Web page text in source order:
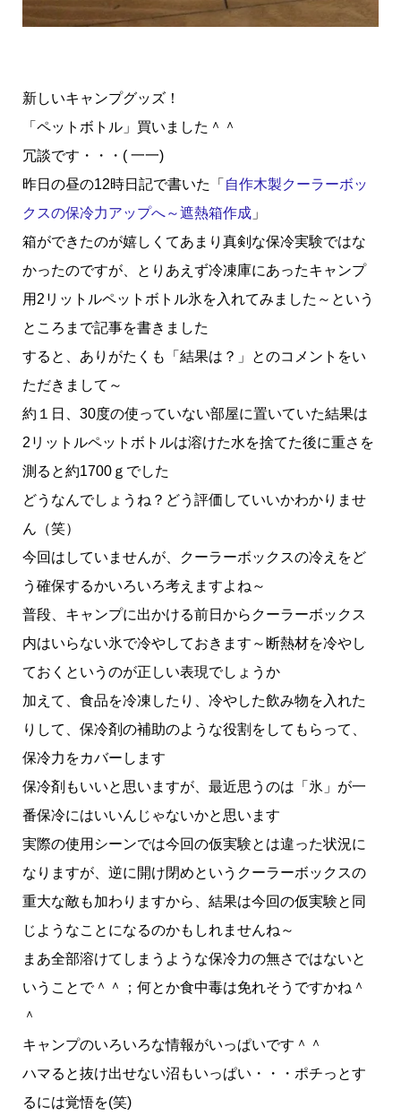
新しいキャンプグッズ！
「ペットボトル」買いました＾＾
冗談です・・・( 一一)
昨日の昼の12時日記で書いた「 自作木製クーラーボッ
クスの保冷力アップへ～遮熱箱作成」
箱ができたのが嬉しくてあまり真剣な保冷実験ではな
かったのですが、とりあえず冷凍庫にあったキャンプ
用2リットルペットボトル氷を入れてみました～という
ところまで記事を書きました
すると、ありがたくも「結果は？」とのコメントをい
ただきまして～
約１日、30度の使っていない部屋に置いていた結果は
2リットルペットボトルは溶けた水を捨てた後に重さを
測ると約1700ｇでした
どうなんでしょうね？どう評価していいかわかりませ
ん（笑）
今回はしていませんが、クーラーボックスの冷えをど
う確保するかいろいろ考えますよね～
普段、キャンプに出かける前日からクーラーボックス
内はいらない氷で冷やしておきます～断熱材を冷やし
ておくというのが正しい表現でしょうか
加えて、食品を冷凍したり、冷やした飲み物を入れた
りして、保冷剤の補助のような役割をしてもらって、
保冷力をカバーします
保冷剤もいいと思いますが、最近思うのは「氷」が一
番保冷にはいいんじゃないかと思います
実際の使用シーンでは今回の仮実験とは違った状況に
なりますが、逆に開け閉めというクーラーボックスの
重大な敵も加わりますから、結果は今回の仮実験と同
じようなことになるのかもしれませんね～
まあ全部溶けてしまうような保冷力の無さではないと
いうことで＾＾；何とか食中毒は免れそうですかね＾
＾
キャンプのいろいろな情報がいっぱいです＾＾
ハマると抜け出せない沼もいっぱい・・・ポチっとす
るには覚悟を(笑)